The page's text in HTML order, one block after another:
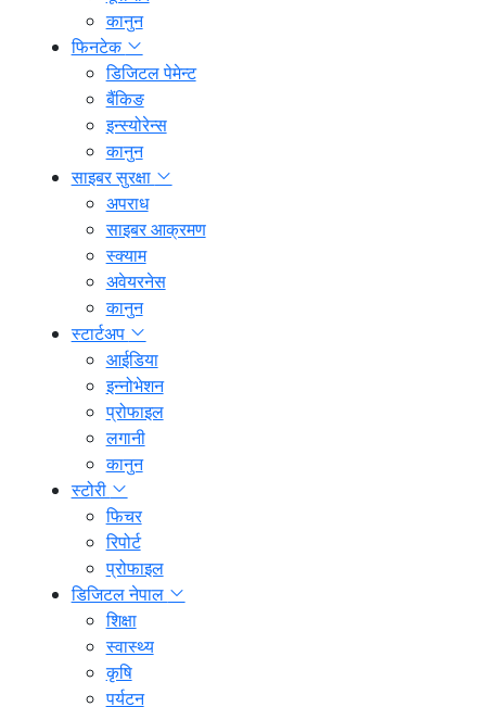
कानुन
फिनटेक
डिजिटल पेमेन्ट
बैंकिङ
इन्स्योरेन्स
कानुन
साइबर सुरक्षा
अपराध
साइबर आक्रमण
स्क्याम
अवेयरनेस
कानुन
स्टार्टअप
आईडिया
इन्नोभेशन
प्रोफाइल
लगानी
कानुन
स्टोरी
फिचर
रिपोर्ट
प्रोफाइल
डिजिटल नेपाल
शिक्षा
स्वास्थ्य
कृषि
पर्यटन